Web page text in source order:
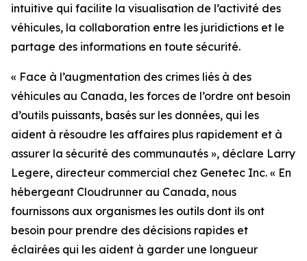
intuitive qui facilite la visualisation de l’activité des
véhicules, la collaboration entre les juridictions et le
partage des informations en toute sécurité.
« Face à l’augmentation des crimes liés à des
véhicules au Canada, les forces de l’ordre ont besoin
d’outils puissants, basés sur les données, qui les
aident à résoudre les affaires plus rapidement et à
assurer la sécurité des communautés », déclare Larry
Legere, directeur commercial chez Genetec Inc. « En
hébergeant Cloudrunner au Canada, nous
fournissons aux organismes les outils dont ils ont
besoin pour prendre des décisions rapides et
éclairées qui les aident à garder une longueur